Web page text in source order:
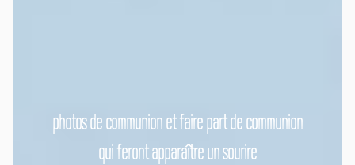
photos de communion et faire part de communion
qui feront apparaître un sourire